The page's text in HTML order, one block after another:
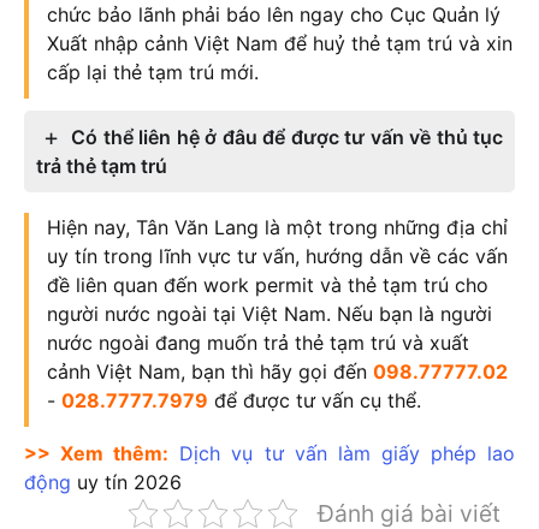
chức bảo lãnh phải báo lên ngay cho Cục Quản lý
Xuất nhập cảnh Việt Nam để huỷ thẻ tạm trú và xin
cấp lại thẻ tạm trú mới.
Có thể liên hệ ở đâu để được tư vấn về thủ tục
trả thẻ tạm trú
Hiện nay, Tân Văn Lang là một trong những địa chỉ
uy tín trong lĩnh vực tư vấn, hướng dẫn về các vấn
đề liên quan đến work permit và thẻ tạm trú cho
người nước ngoài tại Việt Nam. Nếu bạn là người
nước ngoài đang muốn trả thẻ tạm trú và xuất
cảnh Việt Nam, bạn thì hãy gọi đến 098.77777.02
- 028.7777.7979 để được tư vấn cụ thể.
>> Xem thêm: Dịch vụ tư vấn làm giấy phép lao
động uy tín 2026
Đánh giá bài viết